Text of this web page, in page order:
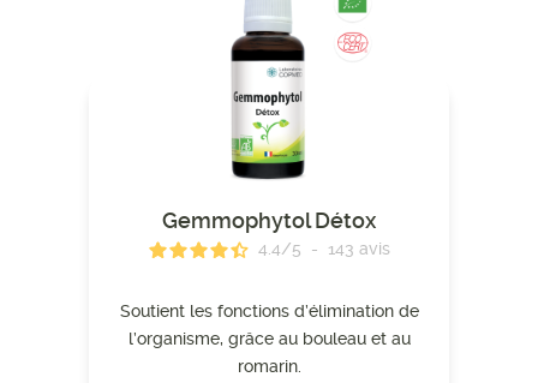
Gemmophytol Détox
4.4/5 - 143 avis
Soutient les fonctions d’élimination de
l’organisme, grâce au bouleau et au
romarin.